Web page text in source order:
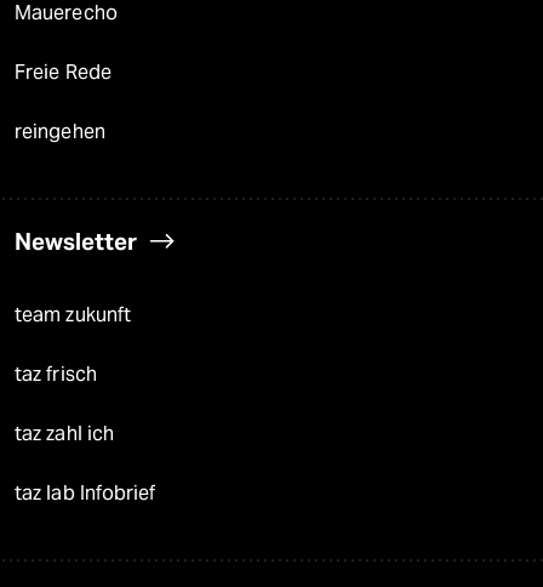
Mauerecho
Freie Rede
reingehen
Newsletter
team zukunft
taz frisch
taz zahl ich
taz lab Infobrief